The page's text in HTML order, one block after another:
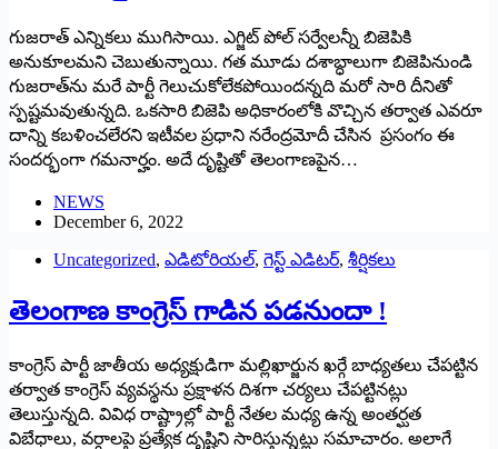
గుజరాత్‌ ఎన్నికలు ముగిసాయి. ఎగ్జిట్‌ ‌పోల్‌ ‌సర్వేలన్నీ బిజెపికి
అనుకూలమని చెబుతున్నాయి. గత మూడు దశాబ్ధాలుగా బిజెపినుండి
గుజరాత్‌ను మరే పార్టీ గెలుచుకోలేకపోయిందన్నది మరో సారి దీనితో
స్పష్టమవుతున్నది. ఒకసారి బిజెపి అధికారంలోకి వొచ్చిన తర్వాత ఎవరూ
దాన్ని కబళించలేరని ఇటీవల ప్రధాని నరేంద్రమోదీ చేసిన ప్రసంగం ఈ
సందర్భంగా గమనార్హం. అదే దృష్టితో తెలంగాణపైన…
NEWS
December 6, 2022
Uncategorized, ఎడిటోరియల్, గెస్ట్ ఎడిటర్, శీర్షికలు
తెలంగాణ కాంగ్రెస్‌ ‌గాడిన పడనుందా !
కాంగ్రెస్‌ ‌పార్టీ జాతీయ అధ్యక్షుడిగా మల్లిఖార్జున ఖర్గే బాధ్యతలు చేపట్టిన
తర్వాత కాంగ్రెస్‌ ‌వ్యవస్థను ప్రక్షాళన దిశగా చర్యలు చేపట్టినట్లు
తెలుస్తున్నది. వివిధ రాష్ట్రాల్లో పార్టీ నేతల మధ్య ఉన్న అంతర్ఘత
విబేధాలు, వర్గాలపై ప్రత్యేక దృష్టిని సారిస్తున్నట్లు సమాచారం. అలాగే